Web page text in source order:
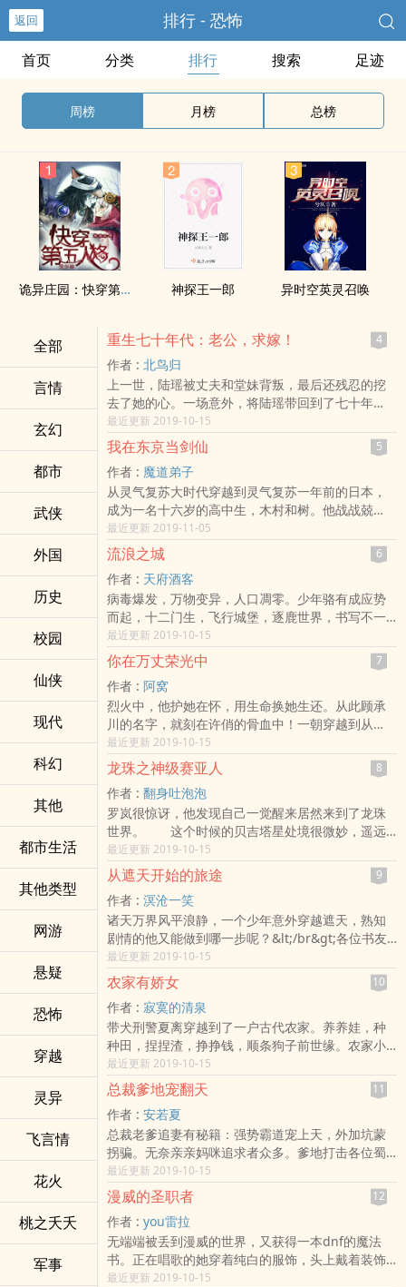
返回 排行 - 恐怖
首页 分类 排行 搜索 足迹
周榜 月榜 总榜
诡异庄园：快穿第五人格 神探王一郎 异时空英灵召唤
全部
言情
玄幻
都市
武侠
外国
历史
校园
仙侠
现代
科幻
其他
都市生活
其他类型
网游
悬疑
恐怖
穿越
灵异
飞言情
花火
桃之夭夭
军事
重生七十年代：老公，求嫁！ 4
作者 : 北鸟归
上一世，陆瑶被丈夫和堂妹背叛，最后还残忍的挖
去了她的心。一场意外，将陆瑶带回到了七十年
代。不知何时，坊间流传陆瑶被车撞坏了脑子，傻
了。陆瑶不屑一顾，本小姐傻不傻，用事实来说
话。重活一世，斗渣妹，甩渣夫，摆脱奇葩亲戚，
发家致富，更是大胆的向前世一直暗恋的兵哥哥表
白！【表白篇】她低头拉着他的衣袖，怯懦又坚
强。“我会洗衣服，我会做饭，我能挣钱，我会会暖
床，你娶我吧！”他垂眸看着她的发旋。“好。”陆瑶
低着头，看不到他眼里的温柔缠卷。?1v1双处，前
世今生，爱的都是彼此。?本文半架空，考究党求放
过。&lt;/br&gt;各位书友要是觉得《重生七十年
代：老公，求嫁！》还不错的话请不要忘记向您QQ
群和微博里的朋友推荐哦！重生七十年代：老公，
求嫁！最新章节,重生七十年代：老公，求嫁！无弹
窗,重生七十年代：老公，求嫁！全文阅读.
最近更新 2019-10-15
我在东京当剑仙 5
作者 : 魔道弟子
从灵气复苏大时代穿越到灵气复苏一年前的日本，
成为一名十六岁的高中生，木村和树。他战战兢
兢、刻苦修炼，省吃俭用的筹备资源，期望在灵气
复苏后将全人类甩开。可上天却充满恶意的给他开
了一个玩笑。一年后，灵气复苏…并未如期而至。
&lt;/br&gt;各位书友要是觉得《我在东京当剑仙》
还不错的话请不要忘记向您QQ群和微博里的朋友推
荐哦！我在东京当剑仙最新章节,我在东京当剑仙无
弹窗,我在东京当剑仙全文阅读.
最近更新 2019-11-05
流浪之城 6
作者 : 天府酒客
病毒爆发，万物变异，人口凋零。少年骆有成应势
而起，十二门生，飞行城堡，逐鹿世界，书写不一
样的末世篇章！&lt;/br&gt;各位书友要是觉得《流
浪之城》还不错的话请不要忘记向您QQ群和微博里
的朋友推荐哦！流浪之城最新章节,流浪之城无弹窗,
流浪之城全文阅读.
最近更新 2019-10-15
你在万丈荣光中 7
作者 : 阿窝
烈火中，他护她在怀，用生命换她生还。从此顾承
川的名字，就刻在许俏的骨血中！一朝穿越到从
前，许俏站在顾承川面前，这一世换她守着他的平
安。许俏：如果遇见你是我生命的劫，我愿意万劫
不复！顾承川：愿意迁就你一生，疼你如小孩！这
是一个双救赎的爱情故事。。。鉴biao专家消防员
小哥哥ap;会做菜的智慧小姐姐，双c，有感动的泪
点！&lt;/br&gt;各位书友要是觉得《你在万丈荣光
中》还不错的话请不要忘记向您QQ群和微博里的朋
友推荐哦！你在万丈荣光中最新章节,你在万丈荣光
中无弹窗,你在万丈荣光中全文阅读.
最近更新 2019-10-15
龙珠之神级赛亚人 8
作者 : 翻身吐泡泡
罗岚很惊讶，他发现自己一觉醒来居然来到了龙珠
世界。 这个时候的贝吉塔星处境很微妙，遥远
的星空，那位知名的“星球贩卖者”弗利萨已经对这颗
星球虎视眈眈。如果剧情不做改变，不久后孙悟空
就会被送往地球，然后砸了脑袋、失了智，开启
&lt;/br&gt;各位书友要是觉得《龙珠之神级赛亚
人》还不错的话请不要忘记向您QQ群和微博里的朋
友推荐哦！龙珠之神级赛亚人最新章节,龙珠之神级
赛亚人无弹窗,龙珠之神级赛亚人全文阅读.
最近更新 2019-10-15
从遮天开始的旅途 9
作者 : 溟沧一笑
诸天万界风平浪静，一个少年意外穿越遮天，熟知
剧情的他又能做到哪一步呢？&lt;/br&gt;各位书友
要是觉得《从遮天开始的旅途》还不错的话请不要
忘记向您QQ群和微博里的朋友推荐哦！从遮天开始
的旅途最新章节,从遮天开始的旅途无弹窗,从遮天开
始的旅途全文阅读.
最近更新 2019-10-15
农家有娇女 10
作者 : 寂寞的清泉
带犬刑警夏离穿越到了一户古代农家。养养娃，种
种田，捏捏渣，挣挣钱，顺条狗子前世缘。农家小
日子简单又热闹。直至遇到那个长得像叶风的男
人，日子就变得不一样了……&lt;/br&gt;各位书友要
是觉得《农家有娇女》还不错的话请不要忘记向您
QQ群和微博里的朋友推荐哦！农家有娇女最新章节,
农家有娇女无弹窗,农家有娇女全文阅读.
最近更新 2019-10-15
总裁爹地宠翻天 11
作者 : 安若夏
总裁老爹追妻有秘籍：强势霸道宠上天，外加坑蒙
拐骗。无奈亲亲妈咪追求者众多。爹地打击各位蜀
黍道：“这丫头拜金，非富豪榜排行第一者，看不
上。”蜀黍们翻白眼：劳资明年就取代你！爹地又
说：“还是个颜控，除了我这种绝世美男，肾不动。”
蜀黍们瞪爹地：劳资肾好自己动！最后，专治各种
不服的爹地，就向大家扔了一个我。“嗨，诸位叔
叔，大家好，我叫陆子默，今年五岁了，妈咪叫唐
之芯，超爱我的哟，而且，夺人所爱，抢人妈咪，
最近更新 2019-10-15
漫威的圣职者 12
作者 : you雷拉
无端端被丢到漫威的世界，又获得一本dnf的魔法
书。正在唱歌的她穿着纯白的服饰，头上戴着装饰
着十字架的帽子。“无论世间黑暗有多深，也无论哪
最近更新 2019-10-15